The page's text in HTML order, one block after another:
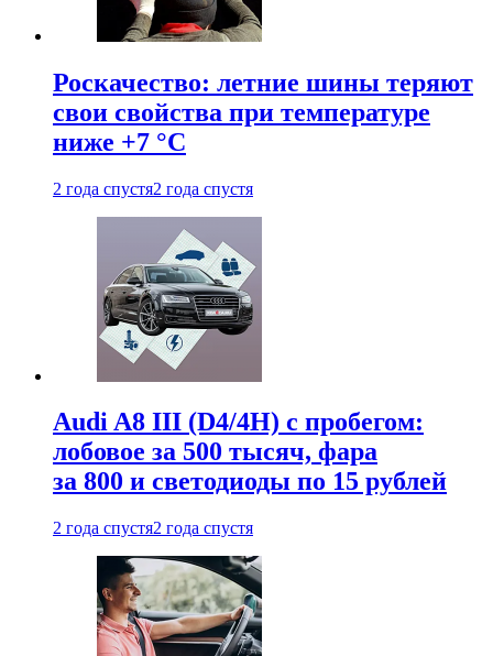
Роскачество: летние шины теряют
свои свойства при температуре
ниже +7 °C
2 года спустя2 года спустя
Audi A8 III (D4/4H) c пробегом:
лобовое за 500 тысяч, фара
за 800 и светодиоды по 15 рублей
2 года спустя2 года спустя